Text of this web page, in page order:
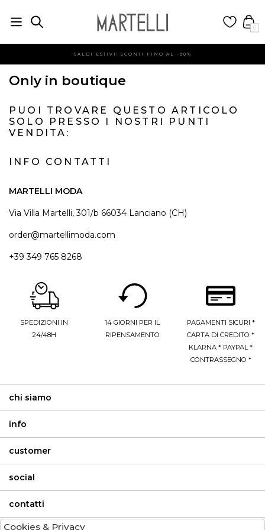
0
SALDI ESTIVI: SCONTI FINO AL -60%
Only in boutique
PUOI TROVARE QUESTO ARTICOLO
SOLO PRESSO I NOSTRI PUNTI
VENDITA:
INFO CONTATTI
MARTELLI MODA
Via Villa Martelli, 301/b 66034 Lanciano (CH)
order@martellimoda.com
+39 349 765 8268
SPEDIZIONI IN
24/48H
14 GIORNI PER IL
RIPENSAMENTO
PAGAMENTI SICURI *
CARTA DI CREDITO *
KLARNA * PAYPAL *
CONTRASSEGNO *
chi siamo
info
customer
social
contatti
Cookies & Privacy